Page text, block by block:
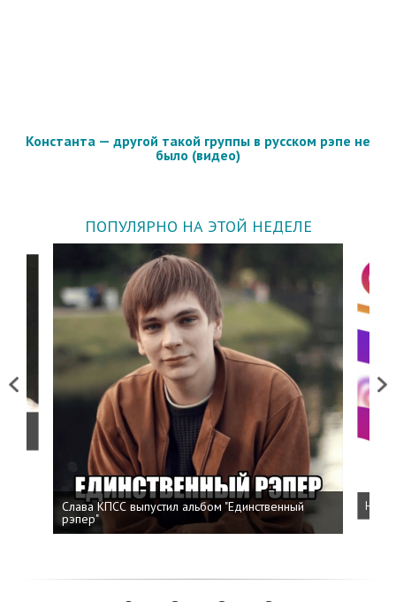
Константа — другой такой группы в русском рэпе не
было (видео)
ПОПУЛЯРНО НА ЭТОЙ НЕДЕЛЕ
Previous
Слава КПСС выпустил альбом "Единственный
рэпер"
Next